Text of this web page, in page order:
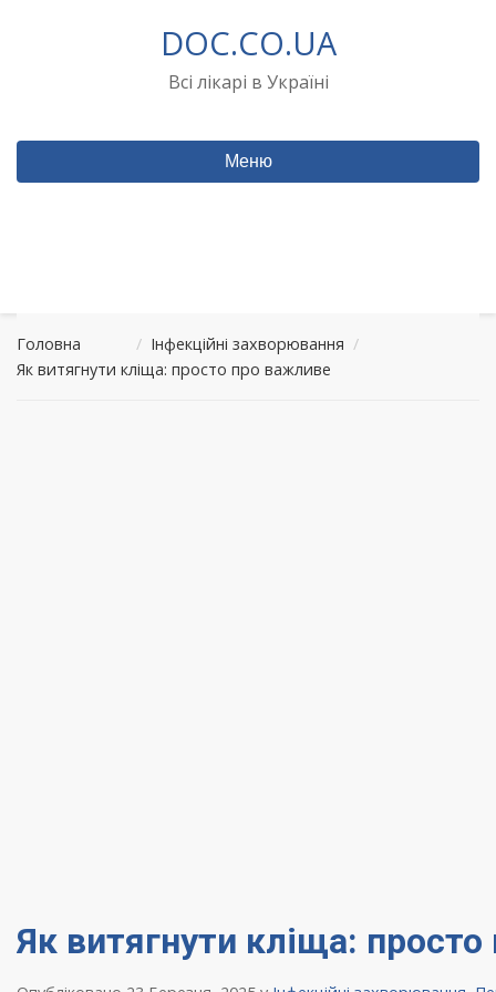
DOC.CO.UA
Всі лікарі в Україні
Меню
Головна / Інфекційні захворювання /
Як витягнути кліща: просто про важливе
Як витягнути кліща: